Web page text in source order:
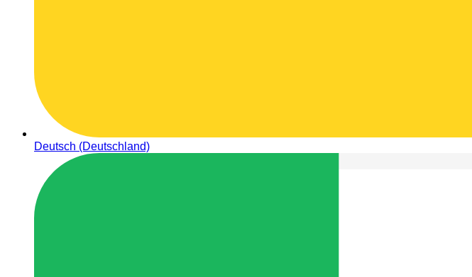
Deutsch (Deutschland)